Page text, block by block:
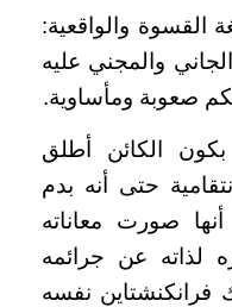
القسوة والواقعية:
والمجني عليه
صعوبة ومأساوية.
الكائن أطلق
حتى أنه بدم
صورت معاناته
لذاته عن جرائمه
فرانكنشتاين نفسه